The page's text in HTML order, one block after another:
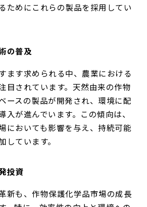
ためにこれらの製品を採用してい
の普及
ます求められる中、農業における
目されています。天然由来の作物
ースの製品が開発され、環境に配
入が進んでいます。この傾向は、
においても影響を与え、持続可能
しています。
投資
新も、作物保護化学品市場の成長